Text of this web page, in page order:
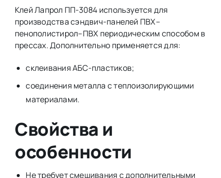
Клей Лапрол ПП-3084 используется для
производства сэндвич-панелей ПВХ–
пенополистирол–ПВХ периодическим способом в
прессах. Дополнительно применяется для:
склеивания АБС-пластиков;
соединения металла с теплоизолирующими
материалами.
Свойства и
особенности
Не требует смешивания с дополнительными